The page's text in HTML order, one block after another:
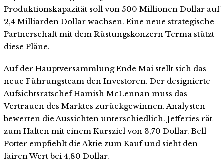
Produktionskapazität soll von 500 Millionen Dollar auf
2,4 Milliarden Dollar wachsen. Eine neue strategische
Partnerschaft mit dem Rüstungskonzern Terma stützt
diese Pläne.
Auf der Hauptversammlung Ende Mai stellt sich das
neue Führungsteam den Investoren. Der designierte
Aufsichtsratschef Hamish McLennan muss das
Vertrauen des Marktes zurückgewinnen. Analysten
bewerten die Aussichten unterschiedlich. Jefferies rät
zum Halten mit einem Kursziel von 3,70 Dollar. Bell
Potter empfiehlt die Aktie zum Kauf und sieht den
fairen Wert bei 4,80 Dollar.